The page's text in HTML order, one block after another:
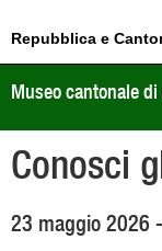
Repubblica e
Museo cantonale
Conosci
23 maggio 2026